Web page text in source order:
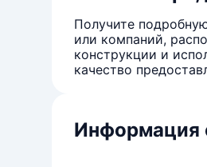
Получите
или компаний,
конструкции и
качество
Информация